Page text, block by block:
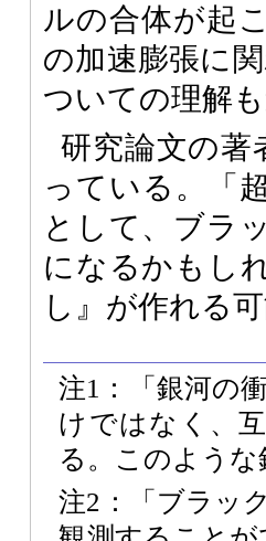
ルの合体が起
の加速膨張に
ついての理解
研究論文の著
っている。「
として、ブラ
になるかもし
し』が作れる
注1：「銀河の
けではなく、
る。このよう
注2：「ブラッ